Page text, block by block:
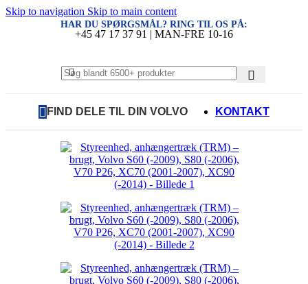
Skip to navigation Skip to main content
HAR DU SPØRGSMÅL? RING TIL OS PÅ:
+45 47 17 37 91 | MAN-FRE 10-16
FIND DELE TIL DIN VOLVO KONTAKT